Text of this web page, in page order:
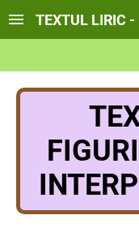
TEXTUL LIRIC -